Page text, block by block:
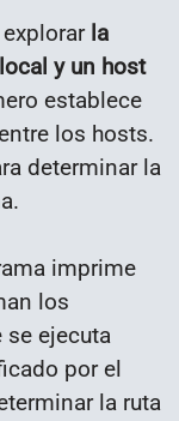
la
y un host
establece
los hosts.
determinar la
imprime
los
se ejecuta
por el
la ruta